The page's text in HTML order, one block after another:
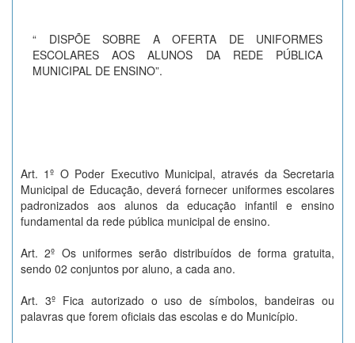
“ DISPÕE SOBRE A OFERTA DE UNIFORMES
ESCOLARES AOS ALUNOS DA REDE PÚBLICA
MUNICIPAL DE ENSINO”.
Art. 1º O Poder Executivo Municipal, através da Secretaria
Municipal de Educação, deverá fornecer uniformes escolares
padronizados aos alunos da educação infantil e ensino
fundamental da rede pública municipal de ensino.
Art. 2º Os uniformes serão distribuídos de forma gratuita,
sendo 02 conjuntos por aluno, a cada ano.
Art. 3º Fica autorizado o uso de símbolos, bandeiras ou
palavras que forem oficiais das escolas e do Município.